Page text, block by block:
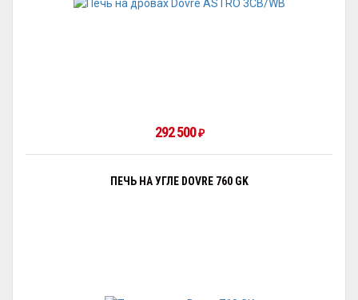
292 500₽
ПЕЧЬ НА УГЛЕ DOVRE 760 GK